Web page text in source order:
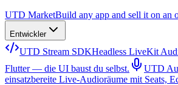
UTD MarketBuild any app and sell it on an
Entwickler
UTD Stream SDKHeadless LiveKit
Flutter — die UI baust du selbst.
UTD
einsatzbereite Live-Audioräume mit Seats,